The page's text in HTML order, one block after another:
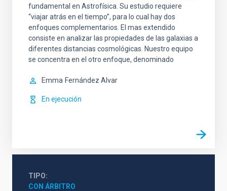
fundamental en Astrofísica. Su estudio requiere
“viajar atrás en el tiempo”, para lo cual hay dos
enfoques complementarios. El mas extendido
consiste en analizar las propiedades de las galaxias a
diferentes distancias cosmológicas. Nuestro equipo
se concentra en el otro enfoque, denominado
Emma Fernández Alvar
En ejecución
TIPO
CON ÁRBITRO